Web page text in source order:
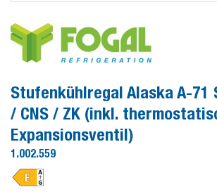
Stufenkühlregal Alaska A-71
/ CNS / ZK (inkl.
Expansionsventil)
1.002.559